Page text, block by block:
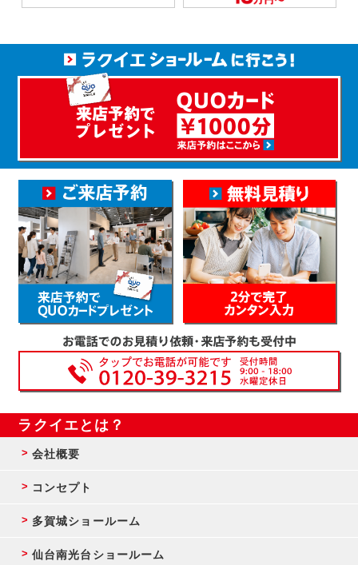
ラクイエとは？
会社概要
コンセプト
多賀城ショールーム
仙台南光台ショールーム